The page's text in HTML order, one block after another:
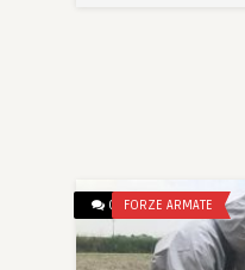
0 FORZE ARMATE